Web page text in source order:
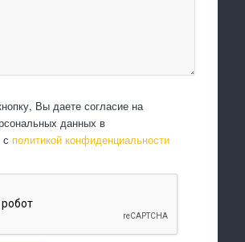
Вы даете согласие на
данных в
с политикой конфиденциальности